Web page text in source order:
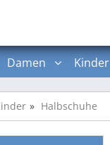
Damen Kinder
Halbschuhe